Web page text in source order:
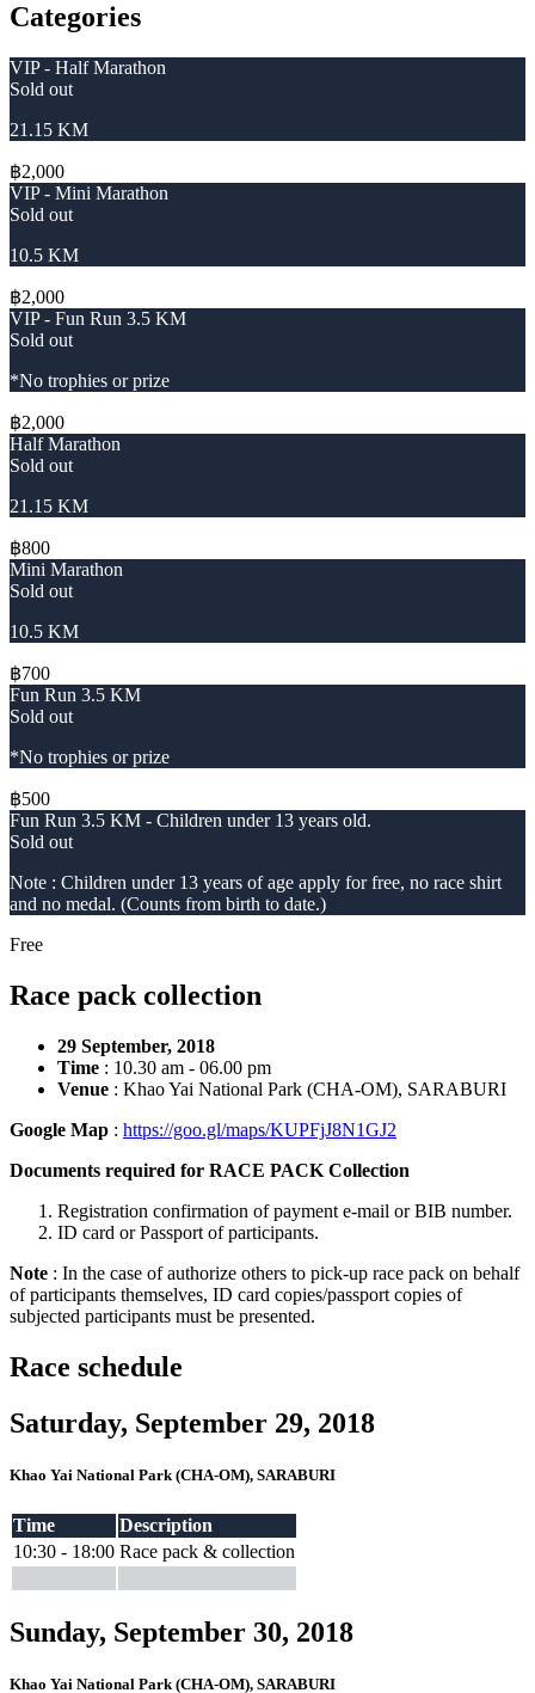
Categories
VIP - Half Marathon
Sold out
21.15 KM
฿2,000
VIP - Mini Marathon
Sold out
10.5 KM
฿2,000
VIP - Fun Run 3.5 KM
Sold out
*No trophies or prize
฿2,000
Half Marathon
Sold out
21.15 KM
฿800
Mini Marathon
Sold out
10.5 KM
฿700
Fun Run 3.5 KM
Sold out
*No trophies or prize
฿500
Fun Run 3.5 KM - Children under 13 years old.
Sold out
Note : Children under 13 years of age apply for free, no race shirt
and no medal. (Counts from birth to date.)
Free
Race pack collection
29 September, 2018
Time : 10.30 am - 06.00 pm
Venue : Khao Yai National Park (CHA-OM), SARABURI
Google Map : https://goo.gl/maps/KUPFjJ8N1GJ2
Documents required for RACE PACK Collection
Registration confirmation of payment e-mail or BIB number.
ID card or Passport of participants.
Note : In the case of authorize others to pick-up race pack on behalf
of participants themselves, ID card copies/passport copies of
subjected participants must be presented.
Race schedule
Saturday, September 29, 2018
Khao Yai National Park (CHA-OM), SARABURI
Time
Description
10:30 - 18:00 Race pack & collection
Sunday, September 30, 2018
Khao Yai National Park (CHA-OM), SARABURI